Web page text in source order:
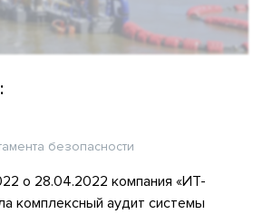
безопасности
о 28.04.2022 компания «ИТ-
комплексный аудит системы